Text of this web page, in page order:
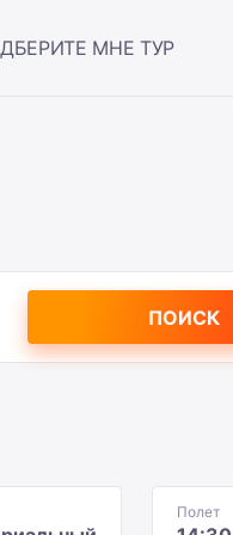
МНЕ ТУР
ПОИСК
Полет